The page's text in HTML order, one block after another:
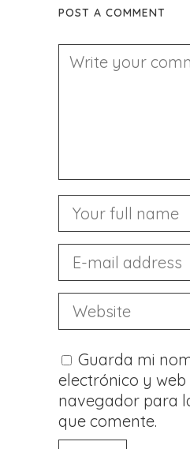
POST A COMMENT
Guarda mi
electrónico y web
navegador para
que comente.